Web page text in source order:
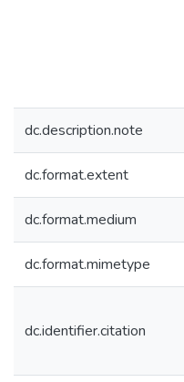
dc.description.note
dc.format.extent
dc.format.medium
dc.format.mimetype
dc.identifier.citation